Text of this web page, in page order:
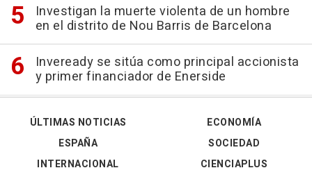
Investigan la muerte violenta de un hombre
en el distrito de Nou Barris de Barcelona
Inveready se sitúa como principal accionista
y primer financiador de Enerside
ÚLTIMAS NOTICIAS
ESPAÑA
INTERNACIONAL
ECONOMÍA
SOCIEDAD
CIENCIAPLUS